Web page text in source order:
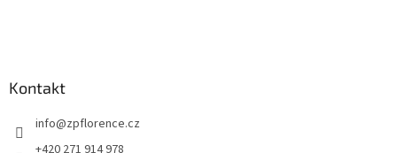
Kontakt
info@zpflorence.cz
+420 271 914 978